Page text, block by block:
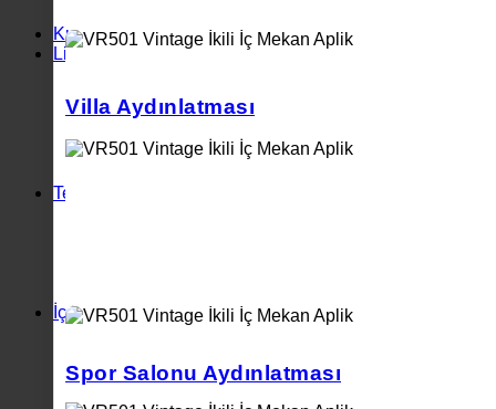
Villa Aydınlatması
Spor Salonu Aydınlatması
Kuyumcu Armatürleri
Lineer Aydınlatma Armatürleri
Dekoratif Lineer Aydınlatma
Radüslü Lineer Aydınlatma
Teknik Aydınlatma
İç Mekan Aplikler
Pleksili Aplikler